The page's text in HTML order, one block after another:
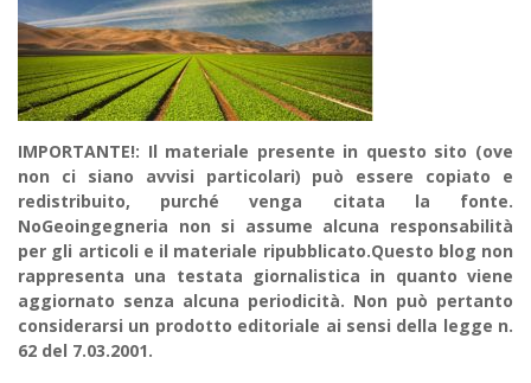
IMPORTANTE!: Il materiale presente in questo sito (ove
non ci siano avvisi particolari) può essere copiato e
redistribuito, purché venga citata la fonte.
NoGeoingegneria non si assume alcuna responsabilità
per gli articoli e il materiale ripubblicato.Questo blog non
rappresenta una testata giornalistica in quanto viene
aggiornato senza alcuna periodicità. Non può pertanto
considerarsi un prodotto editoriale ai sensi della legge n.
62 del 7.03.2001.